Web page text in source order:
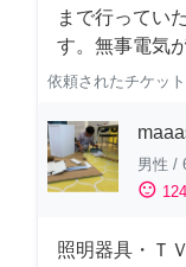
まで行ってい
す。無事電気
依頼されたチケット
男性 /
sentiment_satisfied
照明器具・Ｔ